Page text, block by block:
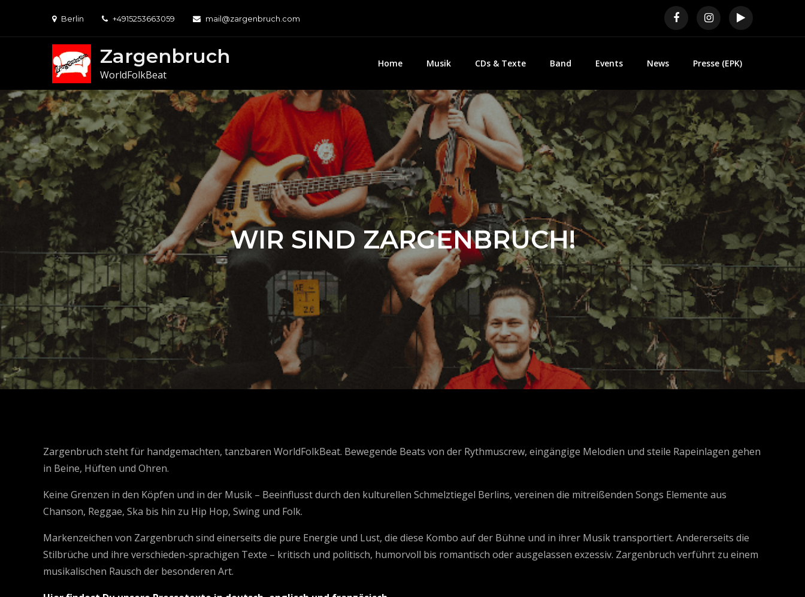
content
Berlin +4915253663059 mail@zargenbruch.com
Zargenbruch
WorldFolkBeat
Home Musik CDs & Texte Band Events News Presse (EPK)
WIR SIND ZARGENBRUCH!
Zargenbruch steht für handgemachten, tanzbaren WorldFolkBeat. Bewegende Beats von der Rythmuscrew, eingängige Melodien und steile Rapeinlagen gehen
in Beine, Hüften und Ohren.
Keine Grenzen in den Köpfen und in der Musik – Beeinflusst durch den kulturellen Schmelztiegel Berlins, vereinen die mitreißenden Songs Elemente aus
Chanson, Reggae, Ska bis hin zu Hip Hop, Swing und Folk.
Markenzeichen von Zargenbruch sind einerseits die pure Energie und Lust, die diese Kombo auf der Bühne und in ihrer Musik transportiert. Andererseits die
Stilbrüche und ihre verschieden-sprachigen Texte – kritisch und politisch, humorvoll bis romantisch oder ausgelassen exzessiv. Zargenbruch verführt zu einem
musikalischen Rausch der besonderen Art.